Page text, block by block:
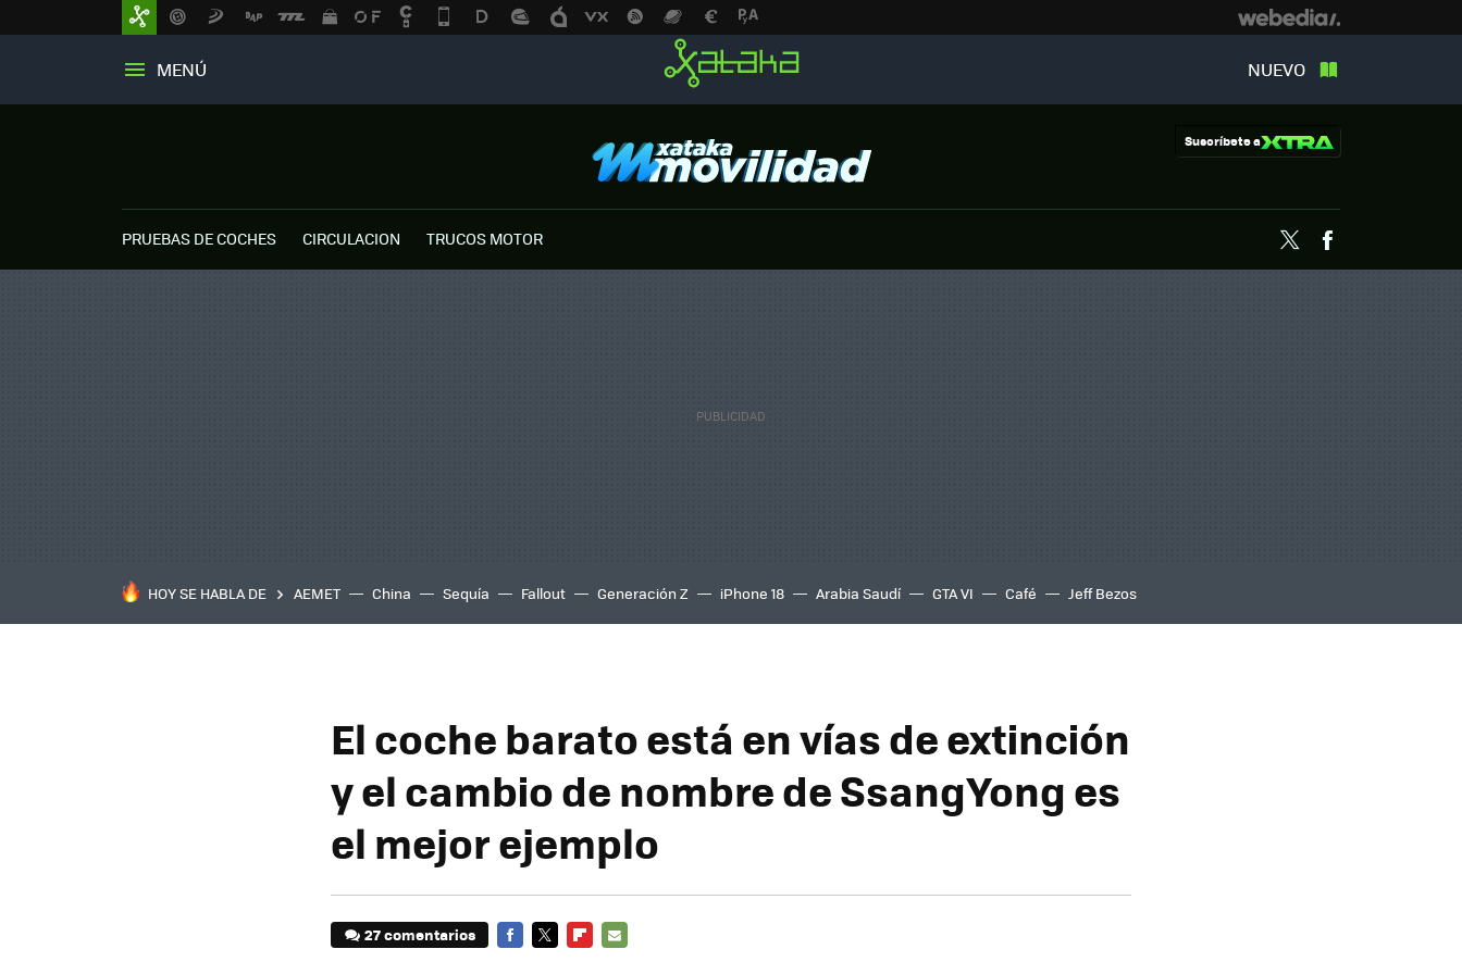
MENÚ NUEVO
Suscríbete a
PRUEBAS DE COCHES CIRCULACION TRUCOS MOTOR Twitter
HOY SE HABLA DE AEMET China Sequía Fallout Generación Z iPhone 18 Arabia Saudí GTA VI Café Jeff Bezos
El coche barato está en vías de extinción
y el cambio de nombre de SsangYong es
el mejor ejemplo
27 comentarios